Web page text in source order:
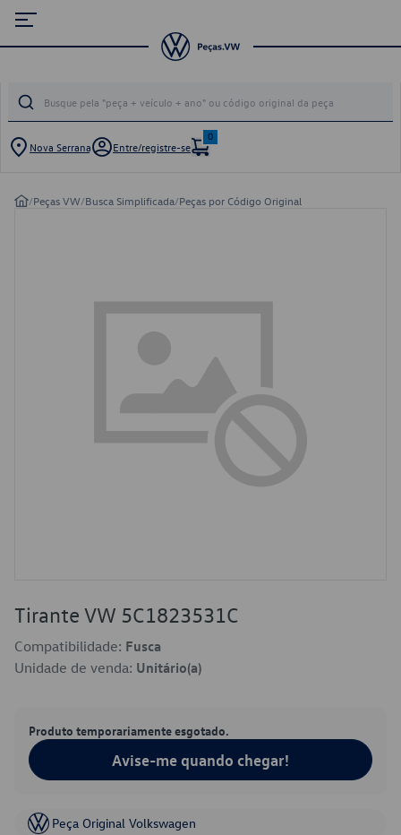
Nova Serrana Entre/registre-se
0
/Peças VW/Busca Simplificada/Peças por Código Original
Tirante VW 5C1823531C
Compatibilidade: Fusca
Unidade de venda: Unitário(a)
Produto temporariamente esgotado.
Avise-me quando chegar!
Peça Original Volkswagen